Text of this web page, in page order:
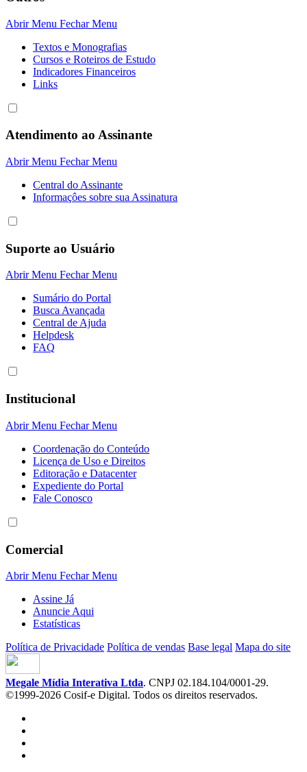
Abrir Menu Fechar Menu
Textos e Monografias
Cursos e Roteiros de Estudo
Indicadores Financeiros
Links
Atendimento ao Assinante
Abrir Menu Fechar Menu
Central do Assinante
Informaçôes sobre sua Assinatura
Suporte ao Usuário
Abrir Menu Fechar Menu
Sumário do Portal
Busca Avançada
Central de Ajuda
Helpdesk
FAQ
Institucional
Abrir Menu Fechar Menu
Coordenação do Conteúdo
Licença de Uso e Direitos
Editoração e Datacenter
Expediente do Portal
Fale Conosco
Comercial
Abrir Menu Fechar Menu
Assine Já
Anuncie Aqui
Estatísticas
Política de Privacidade Política de vendas Base legal Mapa do site
Megale Mídia Interativa Ltda. CNPJ 02.184.104/0001-29.
©1999-2026 Cosif-e Digital. Todos os direitos reservados.